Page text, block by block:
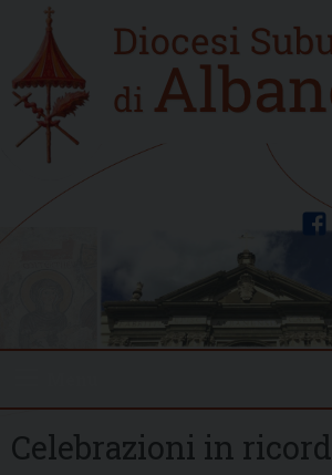
content
Home
new
Celebrazioni in